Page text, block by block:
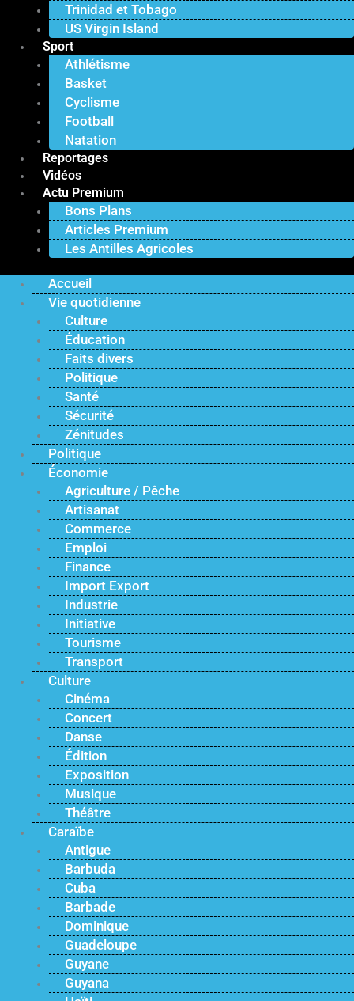
Trinidad et Tobago
US Virgin Island
Sport
Athlétisme
Basket
Cyclisme
Football
Natation
Reportages
Vidéos
Actu Premium
Bons Plans
Articles Premium
Les Antilles Agricoles
Accueil
Vie quotidienne
Culture
Éducation
Faits divers
Politique
Santé
Sécurité
Zénitudes
Politique
Économie
Agriculture / Pêche
Artisanat
Commerce
Emploi
Finance
Import Export
Industrie
Initiative
Tourisme
Transport
Culture
Cinéma
Concert
Danse
Édition
Exposition
Musique
Théâtre
Caraïbe
Antigue
Barbuda
Cuba
Barbade
Dominique
Guadeloupe
Guyane
Guyana